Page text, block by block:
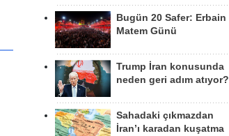
Bugün 20 Safer: Erbain
Matem Günü
Trump İran konusunda
neden geri adım atıyor?
Sahadaki çıkmazdan
İran’ı karadan kuşatma